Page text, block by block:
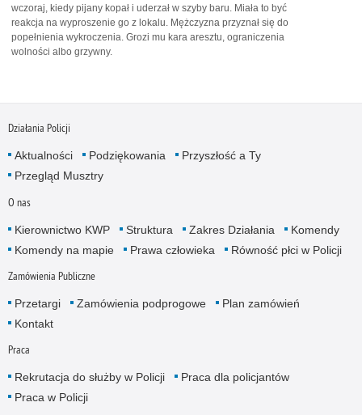
wczoraj, kiedy pijany kopał i uderzał w szyby baru. Miała to być
reakcja na wyproszenie go z lokalu. Mężczyzna przyznał się do
popełnienia wykroczenia. Grozi mu kara aresztu, ograniczenia
wolności albo grzywny.
Działania Policji
Aktualności Podziękowania
Przyszłość a Ty
Przegląd Musztry
O nas
Kierownictwo KWP Struktura Zakres Działania
Komendy
Komendy na mapie
Prawa człowieka Równość płci w Policji
Zamówienia Publiczne
Przetargi Zamówienia podprogowe
Plan zamówień
Kontakt
Praca
Rekrutacja do służby w Policji
Praca dla policjantów
Praca w Policji